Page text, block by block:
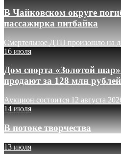
В Чайковском округе
пассажирка питбайка
Смертельное ДТП произошло на
16 июля
Дом спорта «Золотой
продают за 128 млн рублей
Аукцион состоится 12 августа
14 июля
В потоке творчества
13 июля